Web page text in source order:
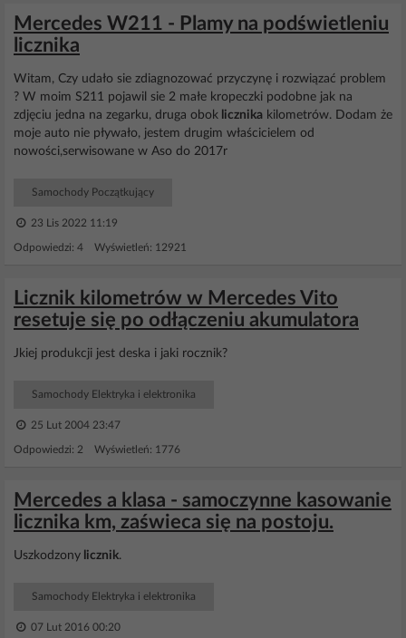
Mercedes W211 - Plamy na podświetleniu
licznika
Witam, Czy udało sie zdiagnozować przyczynę i rozwiązać problem
? W moim S211 pojawil sie 2 małe kropeczki podobne jak na
zdjęciu jedna na zegarku, druga obok licznika kilometrów. Dodam że
moje auto nie pływało, jestem drugim właścicielem od
nowości,serwisowane w Aso do 2017r
Samochody Początkujący
23 Lis 2022 11:19
Odpowiedzi: 4 Wyświetleń: 12921
Licznik kilometrów w Mercedes Vito
resetuje się po odłączeniu akumulatora
Jkiej produkcji jest deska i jaki rocznik?
Samochody Elektryka i elektronika
25 Lut 2004 23:47
Odpowiedzi: 2 Wyświetleń: 1776
Mercedes a klasa - samoczynne kasowanie
licznika km, zaświeca się na postoju.
Uszkodzony licznik.
Samochody Elektryka i elektronika
07 Lut 2016 00:20